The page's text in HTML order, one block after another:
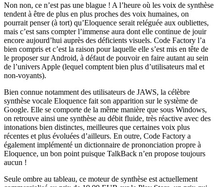
Non non, ce n’est pas une blague ! A l’heure où les voix de synthèse
tendent à être de plus en plus proches des voix humaines, on
pourrait penser (à tort) qu’Eloquence serait reléguée aux oubliettes,
mais c’est sans compter l’immense aura dont elle continue de jouir
encore aujourd’hui auprès des déficients visuels. Code Factory l’a
bien compris et c’est la raison pour laquelle elle s’est mis en tête de
le proposer sur Android, à défaut de pouvoir en faire autant au sein
de l’univers Apple (lequel comptent bien plus d’utilisateurs mal et
non-voyants).
Bien connue notamment des utilisateurs de JAWS, la célèbre
synthèse vocale Eloquence fait son apparition sur le système de
Google. Elle se comporte de la même manière que sous Windows,
on retrouve ainsi une synthèse au débit fluide, très réactive avec des
intonations bien distinctes, meilleures que certaines voix plus
récentes et plus évoluées d’ailleurs. En outre, Code Factory a
également implémenté un dictionnaire de prononciation propre à
Eloquence, un bon point puisque TalkBack n’en propose toujours
aucun !
Seule ombre au tableau, ce moteur de synthèse est actuellement